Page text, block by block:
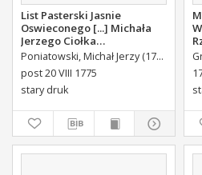
List Pasterski Jasnie
Oswieconego [...] Michała
Jerzego Ciołka
Poniatowskiego Biskupa
Płockiego Xiązęcia
Pułtuskiego [...] Do Oboyga
Stanu Tak Duchownego,
Swoiey Roku Panskiego
1775 [...] Wydany.
Poniatowski, Michał Jerzy (1736-1794)
post 20 VIII 1775
stary druk